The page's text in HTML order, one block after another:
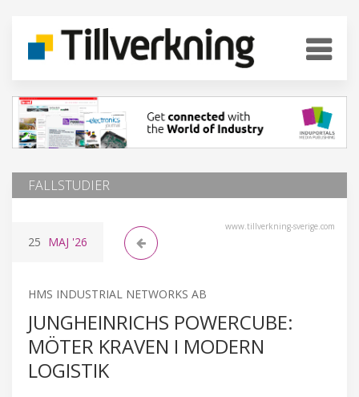
FALLSTUDIER
www.tillverkning-sverige.com
25 MAJ '26
HMS INDUSTRIAL NETWORKS AB
JUNGHEINRICHS POWERCUBE:
MÖTER KRAVEN I MODERN
LOGISTIK